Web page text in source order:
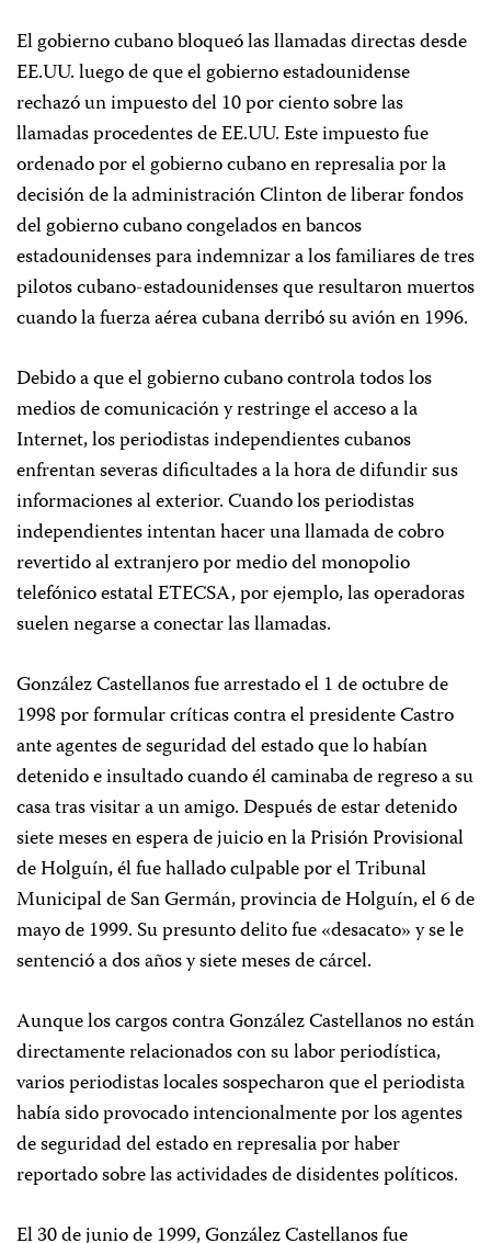
El gobierno cubano bloqueó las llamadas directas desde
EE.UU. luego de que el gobierno estadounidense
rechazó un impuesto del 10 por ciento sobre las
llamadas procedentes de EE.UU. Este impuesto fue
ordenado por el gobierno cubano en represalia por la
decisión de la administración Clinton de liberar fondos
del gobierno cubano congelados en bancos
estadounidenses para indemnizar a los familiares de tres
pilotos cubano-estadounidenses que resultaron muertos
cuando la fuerza aérea cubana derribó su avión en 1996.
Debido a que el gobierno cubano controla todos los
medios de comunicación y restringe el acceso a la
Internet, los periodistas independientes cubanos
enfrentan severas dificultades a la hora de difundir sus
informaciones al exterior. Cuando los periodistas
independientes intentan hacer una llamada de cobro
revertido al extranjero por medio del monopolio
telefónico estatal ETECSA, por ejemplo, las operadoras
suelen negarse a conectar las llamadas.
González Castellanos fue arrestado el 1 de octubre de
1998 por formular críticas contra el presidente Castro
ante agentes de seguridad del estado que lo habían
detenido e insultado cuando él caminaba de regreso a su
casa tras visitar a un amigo. Después de estar detenido
siete meses en espera de juicio en la Prisión Provisional
de Holguín, él fue hallado culpable por el Tribunal
Municipal de San Germán, provincia de Holguín, el 6 de
mayo de 1999. Su presunto delito fue «desacato» y se le
sentenció a dos años y siete meses de cárcel.
Aunque los cargos contra González Castellanos no están
directamente relacionados con su labor periodística,
varios periodistas locales sospecharon que el periodista
había sido provocado intencionalmente por los agentes
de seguridad del estado en represalia por haber
reportado sobre las actividades de disidentes políticos.
El 30 de junio de 1999, González Castellanos fue